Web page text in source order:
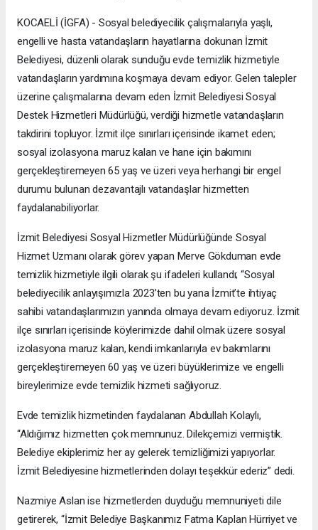
KOCAELİ (İGFA) - Sosyal belediyecilik çalışmalarıyla yaşlı,
engelli ve hasta vatandaşların hayatlarına dokunan İzmit
Belediyesi, düzenli olarak sunduğu evde temizlik hizmetiyle
vatandaşların yardımına koşmaya devam ediyor. Gelen talepler
üzerine çalışmalarına devam eden İzmit Belediyesi Sosyal
Destek Hizmetleri Müdürlüğü, verdiği hizmetle vatandaşların
takdirini topluyor. İzmit ilçe sınırları içerisinde ikamet eden;
sosyal izolasyona maruz kalan ve hane için bakımını
gerçekleştiremeyen 65 yaş ve üzeri veya herhangi bir engel
durumu bulunan dezavantajlı vatandaşlar hizmetten
faydalanabiliyorlar.
İzmit Belediyesi Sosyal Hizmetler Müdürlüğünde Sosyal
Hizmet Uzmanı olarak görev yapan Merve Gökduman evde
temizlik hizmetiyle ilgili olarak şu ifadeleri kullandı; “Sosyal
belediyecilik anlayışımızla 2023’ten bu yana İzmit’te ihtiyaç
sahibi vatandaşlarımızın yanında olmaya devam ediyoruz. İzmit
ilçe sınırları içerisinde köylerimizde dahil olmak üzere sosyal
izolasyona maruz kalan, kendi imkanlarıyla ev bakımlarını
gerçekleştiremeyen 60 yaş ve üzeri büyüklerimize ve engelli
bireylerimize evde temizlik hizmeti sağlıyoruz.
Evde temizlik hizmetinden faydalanan Abdullah Kolaylı,
“Aldığımız hizmetten çok memnunuz. Dilekçemizi vermiştik.
Belediye ekiplerimiz her ay gelerek temizliğimizi yapıyorlar.
İzmit Belediyesine hizmetlerinden dolayı teşekkür ederiz” dedi.
Nazmiye Aslan ise hizmetlerden duyduğu memnuniyeti dile
getirerek, “İzmit Belediye Başkanımız Fatma Kaplan Hürriyet ve